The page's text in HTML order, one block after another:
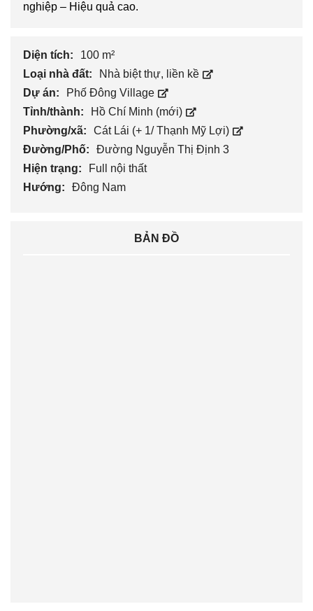
nghiệp – Hiệu quả cao.
Diện tích:
100 m²
Loại nhà đất:
Nhà biệt thự, liền kề
Dự án:
Phố Đông Village
Tỉnh/thành:
Hồ Chí Minh (mới)
Phường/xã:
Cát Lái (+ 1/ Thạnh Mỹ Lợi)
Đường/Phố:
Đường Nguyễn Thị Định 3
Hiện trạng:
Full nội thất
Hướng:
Đông Nam
BẢN ĐỒ